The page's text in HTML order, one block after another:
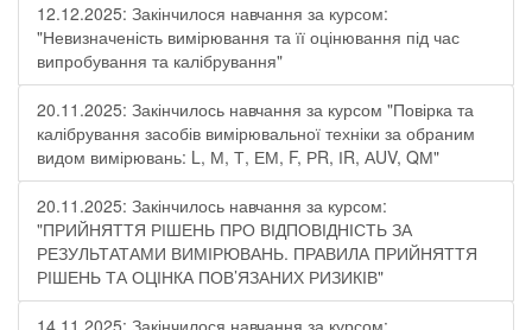
12.12.2025: Закінчилося навчання за курсом:
"Невизначеність вимірювання та її оцінювання під час
випробування та калібрування"
20.11.2025: Закінчилось навчання за курсом "Повірка та
калібрування засобів вимірювальної техніки за обраним
видом вимірювань: L, М, Т, ЕМ, F, РR, ІR, АUV, QМ"
20.11.2025: Закінчилось навчання за курсом:
"ПРИЙНЯТТЯ РІШЕНЬ ПРО ВІДПОВІДНІСТЬ ЗА
РЕЗУЛЬТАТАМИ ВИМІРЮВАНЬ. ПРАВИЛА ПРИЙНЯТТЯ
РІШЕНЬ ТА ОЦІНКА ПОВ’ЯЗАНИХ РИЗИКІВ"
14.11.2025: Закінчилося навчання за курсом: